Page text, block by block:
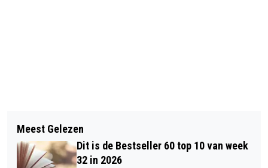
GRONINGERS TERUGHOUDEND MET
GLASVEZEL: SLECHTS 27% VAN DE
ADRESSEN IS ACTIEF
DIT KUN JE DOEN OM ZO LANG
MOGELIJK GEZOND TE BLIJVEN
Meest Gelezen
Dit is de Bestseller 60 top 10 van week
32 in 2026